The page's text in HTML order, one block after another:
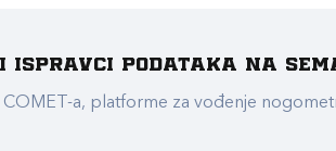
podataka na
a, platforme za vođenje